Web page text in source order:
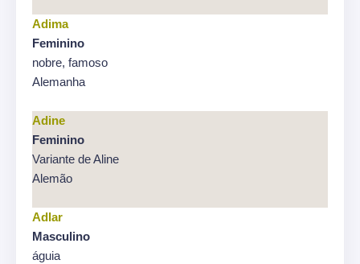
Adima
Feminino
nobre, famoso
Alemanha
Adine
Feminino
Variante de Aline
Alemão
Adlar
Masculino
águia